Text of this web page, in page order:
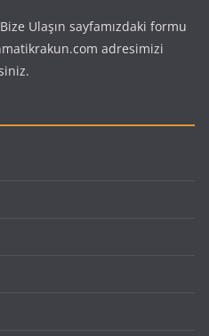
Ulaşın sayfamızdaki formu
adresimizi